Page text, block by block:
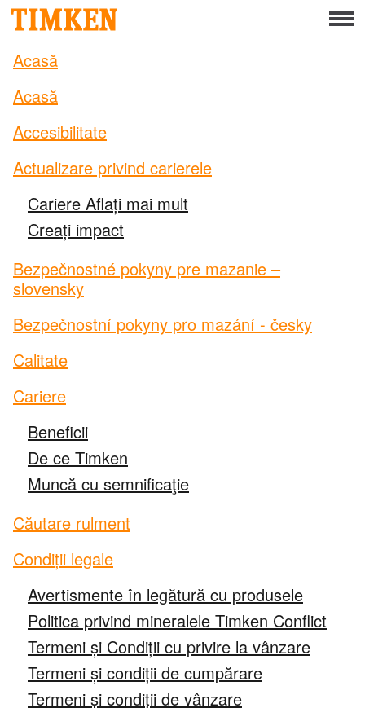
Menu
Planetă
Produs
Produse
Soluții de rulmenți proiectate
Rulmenți EnviroSpexx
Ball Bearings
Thrust Bearings
Instrumente de întreținere și instalare
Acasă
Acasă
Accesibilitate
Actualizare privind carierele
Cariere Aflați mai mult
Creați impact
Bezpečnostné pokyny pre mazanie –
slovensky
Bezpečnostní pokyny pro mazání - česky
Calitate
Cariere
Beneficii
De ce Timken
Muncă cu semnificaţie
Căutare rulment
Condiții legale
Avertismente în legătură cu produsele
Politica privind mineralele Timken Conflict
Termeni și Condiții cu privire la vânzare
Termeni și condiții de cumpărare
Termeni și condiții de vânzare